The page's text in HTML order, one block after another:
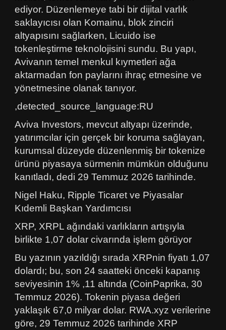
ediyor. Düzenlemeye tabi bir dijital varlık
saklayıcısı olan Komainu, blok zinciri
altyapısını sağlarken, Licuido ise
tokenleştirme teknolojisini sundu. Bu yapı,
Avivanın temel menkul kıymetleri ağa
aktarmadan fon paylarını ihraç etmesine ve
yönetmesine olanak tanıyor.
,detected_source_language:RU
Aviva Investors, mevcut altyapı üzerinde,
yatırımcılar için gerçek bir koruma sağlayan,
kurumsal düzeyde düzenlenmiş bir tokenize
ürünü piyasaya sürmenin mümkün olduğunu
kanıtladı, dedi 29 Temmuz 2026 tarihinde.
Nigel Haku, Ripple Ticaret ve Piyasalar
Kıdemli Başkan Yardımcısı
XRP, XRPL ağındaki varlıkların artışıyla
birlikte 1,07 dolar civarında işlem görüyor
Bu yazının yazıldığı sırada XRPnin fiyatı 1,07
dolardı; bu, son 24 saatteki önceki kapanış
seviyesinin 1% ,11 altında (CoinPaprika, 30
Temmuz 2026). Tokenin piyasa değeri
yaklaşık 67,0 milyar dolar. RWA.xyz verilerine
göre, 29 Temmuz 2026 tarihinde XRP